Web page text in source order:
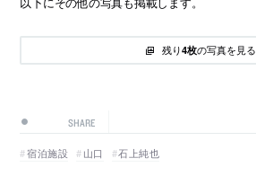
残り4枚の写真を見る
SHARE
宿泊施設 山口 石上純也